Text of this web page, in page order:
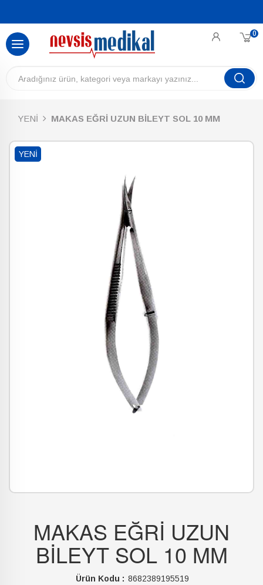
0
YENİ MAKAS EĞRİ UZUN BİLEYT SOL 10 MM
YENI
MAKAS EĞRİ UZUN
BİLEYT SOL 10 MM
Ürün Kodu : 8682389195519